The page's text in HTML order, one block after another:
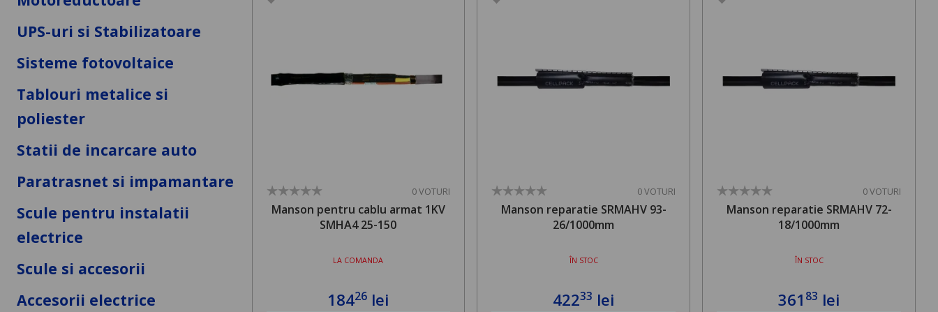
UPS-uri si Stabilizatoare
Sisteme fotovoltaice
Tablouri metalice si
poliester
Statii de incarcare auto
Paratrasnet si impamantare
Scule pentru instalatii
electrice
Scule si accesorii
Accesorii electrice
0 VOTURI
Manson pentru cablu armat 1KV
SMHA4 25-150
LA COMANDA
18426 lei
0 VOTURI
Manson reparatie SRMAHV 93-
26/1000mm
ÎN STOC
42233 lei
0 VOTURI
Manson reparatie SRMAHV 72-
18/1000mm
ÎN STOC
361 83 lei